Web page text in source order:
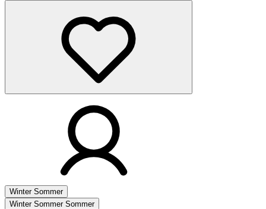
Winter Sommer
Winter Sommer Sommer